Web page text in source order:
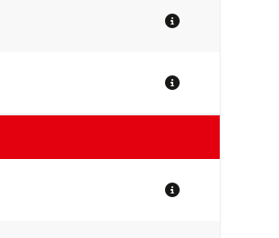
Spiel Details
Spiel Details
Spiel Details